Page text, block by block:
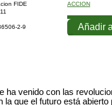
FIDE
2-9
ACCION
Añadir
ha venido con las
la que el futuro está